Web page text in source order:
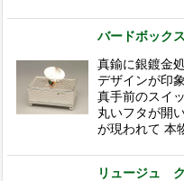
バードボック
真鍮に銀鍍金
デザインが印
真手前のスイ
丸いフタが開
が現われて 本
リュージュ